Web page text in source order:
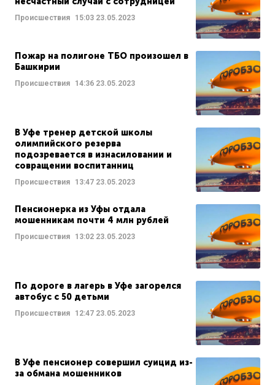
Происшествия 15:03 23.05.2023
Пожар на полигоне ТБО произошел в
Башкирии
Происшествия 14:36 23.05.2023
В Уфе тренер детской школы
олимпийского резерва
подозревается в изнасиловании и
совращении воспитанниц
Происшествия 13:47 23.05.2023
Пенсионерка из Уфы отдала
мошенникам почти 4 млн рублей
Происшествия 13:02 23.05.2023
По дороге в лагерь в Уфе загорелся
автобус с 50 детьми
Происшествия 12:47 23.05.2023
В Уфе пенсионер совершил суицид из-
за обмана мошенников